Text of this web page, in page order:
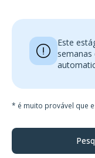
Este
* é muito provável que